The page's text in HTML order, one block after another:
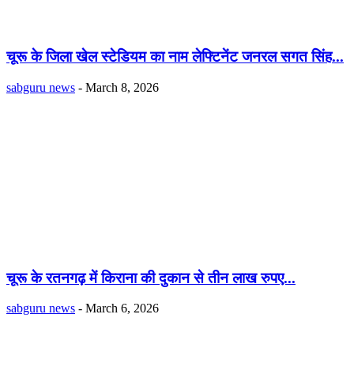
चूरू के जिला खेल स्टेडियम का नाम लेफ्टिनेंट जनरल सगत सिंह...
sabguru news - March 8, 2026
चूरू के रतनगढ़ में किराना की दुकान से तीन लाख रुपए...
sabguru news - March 6, 2026